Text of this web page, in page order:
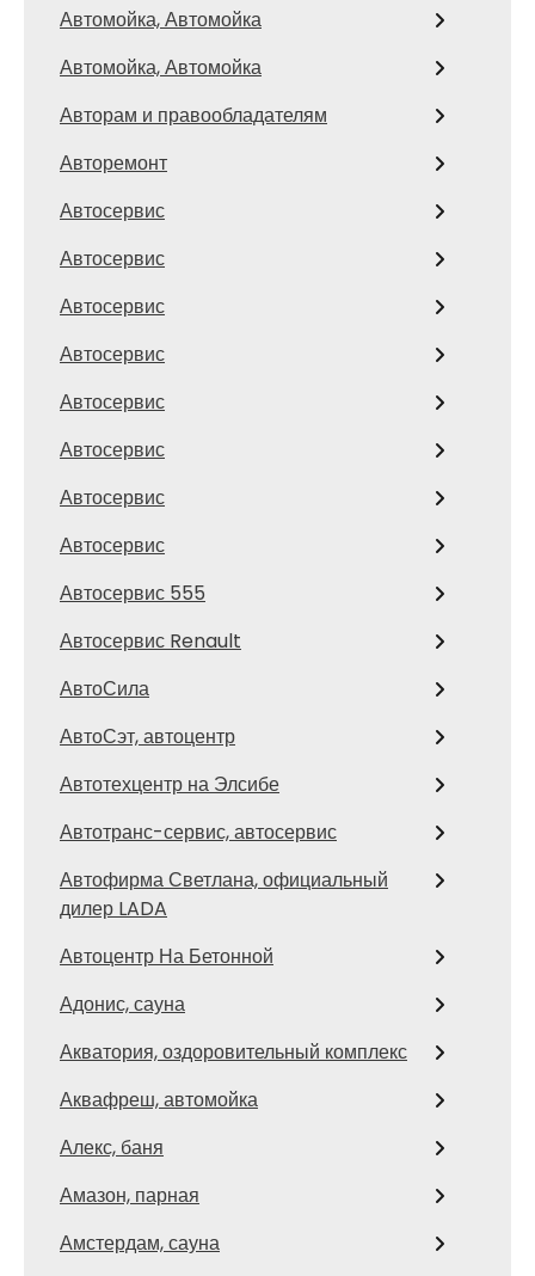
Автомойка, Автомойка
Автомойка, Автомойка
Авторам и правообладателям
Авторемонт
Автосервис
Автосервис
Автосервис
Автосервис
Автосервис
Автосервис
Автосервис
Автосервис
Автосервис 555
Автосервис Renault
АвтоСила
АвтоСэт, автоцентр
Автотехцентр на Элсибе
Автотранс-сервис, автосервис
Автофирма Светлана, официальный
дилер LADA
Автоцентр На Бетонной
Адонис, сауна
Акватория, оздоровительный комплекс
Аквафреш, автомойка
Алекс, баня
Амазон, парная
Амстердам, сауна